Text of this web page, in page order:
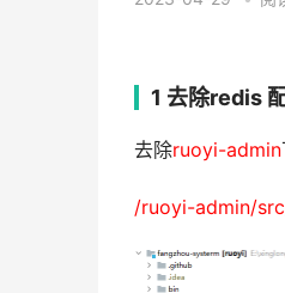
1 去除redis
去除ruoyi-admin
/ruoyi-admin/